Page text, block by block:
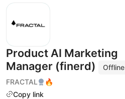
Product AI Marketing
Manager (finerd)
Offline
FRACTAL
🔥
Copy link